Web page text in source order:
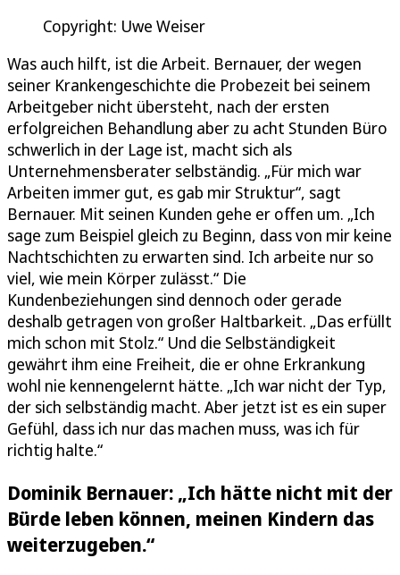
Copyright: Uwe Weiser
Was auch hilft, ist die Arbeit. Bernauer, der wegen
seiner Krankengeschichte die Probezeit bei seinem
Arbeitgeber nicht übersteht, nach der ersten
erfolgreichen Behandlung aber zu acht Stunden Büro
schwerlich in der Lage ist, macht sich als
Unternehmensberater selbständig. „Für mich war
Arbeiten immer gut, es gab mir Struktur“, sagt
Bernauer. Mit seinen Kunden gehe er offen um. „Ich
sage zum Beispiel gleich zu Beginn, dass von mir keine
Nachtschichten zu erwarten sind. Ich arbeite nur so
viel, wie mein Körper zulässt.“ Die
Kundenbeziehungen sind dennoch oder gerade
deshalb getragen von großer Haltbarkeit. „Das erfüllt
mich schon mit Stolz.“ Und die Selbständigkeit
gewährt ihm eine Freiheit, die er ohne Erkrankung
wohl nie kennengelernt hätte. „Ich war nicht der Typ,
der sich selbständig macht. Aber jetzt ist es ein super
Gefühl, dass ich nur das machen muss, was ich für
richtig halte.“
Dominik Bernauer: „Ich hätte nicht mit der
Bürde leben können, meinen Kindern das
weiterzugeben.“